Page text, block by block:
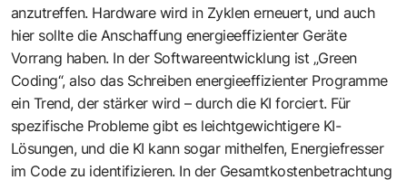
anzutreffen. Hardware wird in Zyklen erneuert, und auch
hier sollte die Anschaffung energieeffizienter Geräte
Vorrang haben. In der Softwareentwicklung ist „Green
Coding“, also das Schreiben energieeffizienter Programme
ein Trend, der stärker wird – durch die KI forciert. Für
spezifische Probleme gibt es leichtgewichtigere KI-
Lösungen, und die KI kann sogar mithelfen, Energiefresser
im Code zu identifizieren. In der Gesamtkostenbetrachtung